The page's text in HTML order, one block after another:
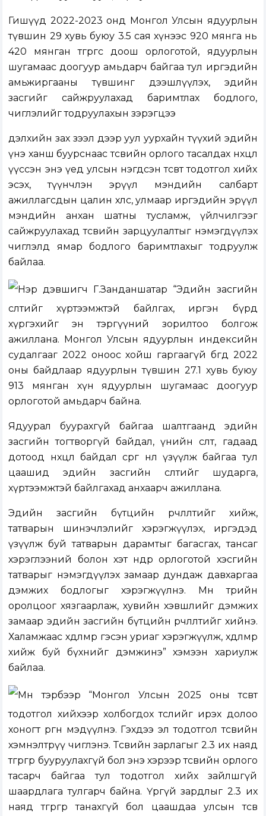
Гишүүд 2022-2023 онд Монгол Улсын ядуурлын
түвшин 29 хувь буюу 3.5 сая хүнээс 920 мянга нь
420 мянган төгрөгөөс доош орлоготой, ядуурлын
шугамаас доогуур амьдарч байгаа тул иргэдийн
амьжиргааны түвшинг дээшлүүлэх, эдийн
засгийг сайжруулахад баримтлах бодлого,
чиглэлийг тодруулахын зэрэгцээ
дэлхийн зах зээл дээр уул уурхайн түүхий эдийн
үнэ ханш буурснаас төсвийн орлого тасалдах нөхцөл
үүссэн энэ үед улсын нэгдсэн төсөвт тодотгол хийх
эсэх, түүнчлэн эрүүл мэндийн салбарт
ажиллагсдын цалин хөлс, улмаар иргэдийн эрүүл
мэндийн анхан шатны тусламж, үйлчилгээг
сайжруулахад төсвийн зарцуулалтыг нэмэгдүүлэх
чиглэлд ямар бодлого баримтлахыг тодруулж
байлаа.
Нэр дэвшигч Г.Занданшатар “Эдийн засгийн
өсөлтийг хүртээмжтэй байлгах, иргэн бүрд
хүргэхийг эн тэргүүний зорилтоо болгож
ажиллана. Монгол Улсын ядуурлын индексийн
судалгааг 2022 оноос хойш гаргаагүй бөгөөд 2022
оны байдлаар ядуурлын түвшин 27.1 хувь буюу
913 мянган хүн ядуурлын шугамаас доогуур
орлоготой амьдарч байна.
Ядуурал буурахгүй байгаа шалтгаанд эдийн
засгийн тогтворгүй байдал, үнийн өсөлт, гадаад
дотоод нөхцөл байдал сөрөг нөлөө үзүүлж байгаа тул
цаашид эдийн засгийн өсөлтийг шударга,
хүртээмжтэй байлгахад анхаарч ажиллана.
Эдийн засгийн бүтцийн өөрчлөлтийг хийж,
татварын шинэчлэлийг хэрэгжүүлэх, иргэдэд
үзүүлж буй татварын дарамтыг багасгах, тансаг
хэрэглээний болон хэт өндөр орлоготой хэсгийн
татварыг нэмэгдүүлэх замаар дундаж давхаргаа
дэмжих бодлогыг хэрэгжүүлнэ. Мөн төрийн
оролцоог хязгаарлаж, хувийн хэвшлийг дэмжих
замаар эдийн засгийн бүтцийн өөрчлөлтийг хийнэ.
Халамжаас хөдөлмөр гэсэн уриаг хэрэгжүүлж, хөдөлмөр
хийж буй бүхнийг дэмжинэ” хэмээн хариулж
байлаа.
Мөн тэрбээр “Монгол Улсын 2025 оны төсөвт
тодотгол хийхээр холбогдох төслийг ирэх долоо
хоногт өргөн мэдүүлнэ. Гэхдээ эл тодотгол төсвийн
хэмнэлтрүү чиглэнэ. Төсвийн зарлагыг 2.3 их наяд
төгрөгөөр бууруулахгүй бол энэ хэрээр төсвийн орлого
тасарч байгаа тул тодотгол хийх зайлшгүй
шаардлага тулгарч байна. Үргүй зардлыг 2.3 их
наяд төгрөгөөр танахгүй бол цаашдаа улсын төсөв